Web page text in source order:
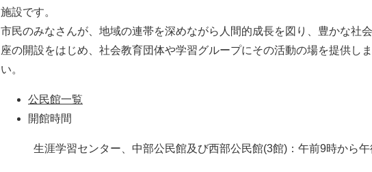
施設です。
市民のみなさんが、地域の連帯を深めながら人間的成長を図り、豊かな社
座の開設をはじめ、社会教育団体や学習グループにその活動の場を提供し
い。
公民館一覧
開館時間
生涯学習センター、中部公民館及び西部公民館(3館)：午前9時から午